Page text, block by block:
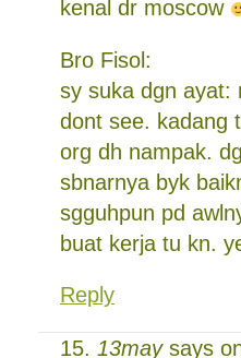
kenal dr moscow
Bro Fisol:
sy suka dgn ayat:
dont see. kadang
org dh nampak.
sbnarnya byk
sgguhpun pd
buat kerja tu kn.
Reply
13maysays